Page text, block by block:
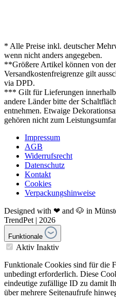
* Alle Preise inkl. deutscher
wenn nicht anders angegeben.
**Größere Artikel können von
Versandkostenfreigrenze gilt
via DPD.
*** Gilt für Lieferungen
andere Länder bitte der
entnehmen. Etwaige
gehören nicht zum
Impressum
AGB
Widerrufsrecht
Datenschutz
Kontakt
Cookies
Verpackungshinweise
Designed with ❤ and 🐶 in
TrendPet | 2026
Funktionale
Aktiv Inaktiv
Funktionale Cookies sind für die
unbedingt erforderlich. Diese
eindeutige zufällige ID zu damit
über mehrere Seitenaufrufe